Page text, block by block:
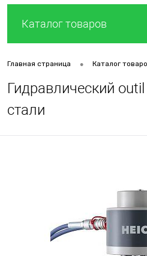
Каталог товаров
Главная страница • Каталог
Гидравлический
стали